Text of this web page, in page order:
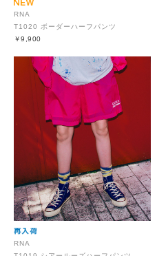
RNA
T1020 ボーダーハーフパンツ
￥9,900
RNA